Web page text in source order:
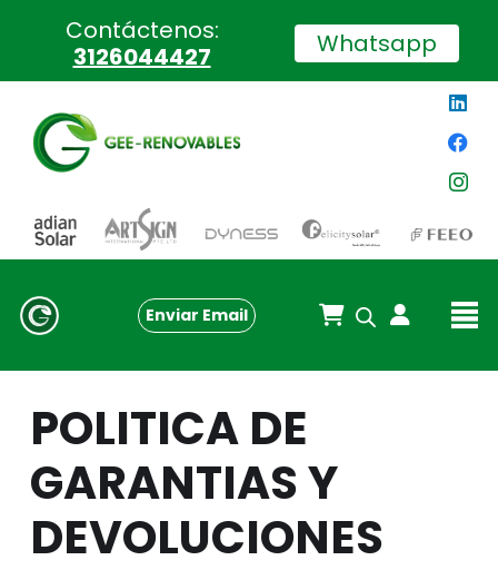
Enviar Email
POLITICA DE
GARANTIAS Y
DEVOLUCIONES
Contáctenos:
3126044427
Whatsapp